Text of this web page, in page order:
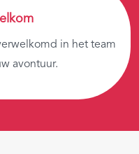
in het team
avontuur.